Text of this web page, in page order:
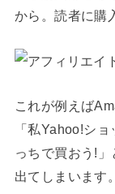
から。読者に購
これが例えば
「私Yahoo!シ
っちで買おう!
出てしまいます